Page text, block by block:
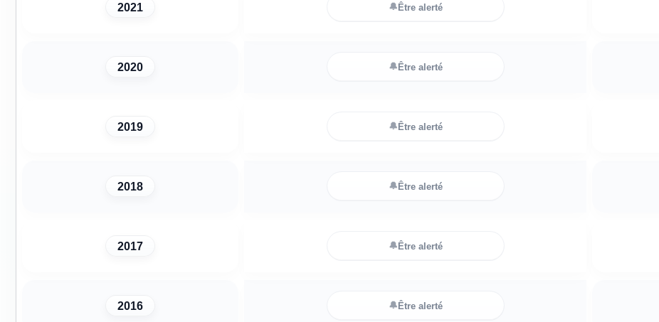
2021 🔔Être alerté
2020 🔔Être alerté
2019 🔔Être alerté
2018 🔔Être alerté
2017 🔔Être alerté
2016 🔔Être alerté